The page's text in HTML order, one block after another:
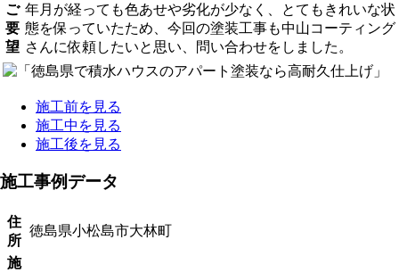
ご
要
望
年月が経っても色あせや劣化が少なく、とてもきれいな状
態を保っていたため、今回の塗装工事も中山コーティング
さんに依頼したいと思い、問い合わせをしました。
施工前を見る
施工中を見る
施工後を見る
施工事例データ
住
所
徳島県小松島市大林町
施